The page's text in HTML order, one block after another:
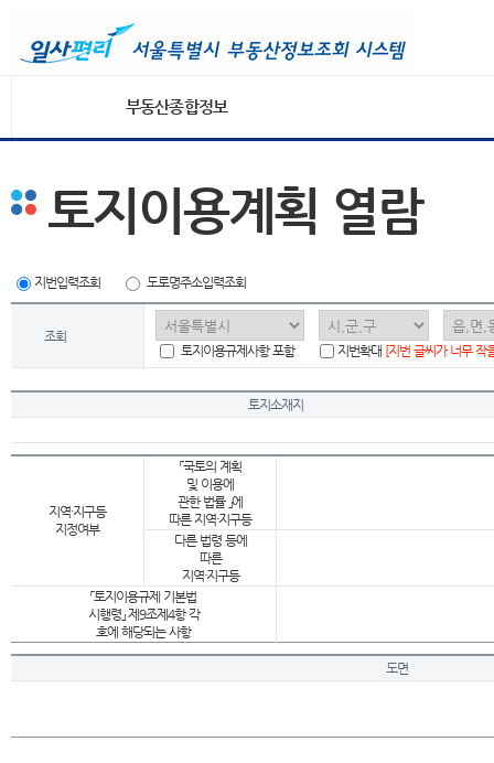
부동산종합정보
토지이용계획 열람
지번입력조회 도로명주소입력조회
조회
토지이용규제사항 포함
지번확대 [지번 글씨가 너무 작
토지소재지
지역·지구등
지정여부
「국토의 계획
및 이용에
관한 법률 」에
따른 지역·지구등
다른 법령 등에
따른
지역·지구등
「토지이용규제 기본법
시행령」 제9조제4항 각
호에 해당되는 사항
도면